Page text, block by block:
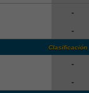
-
-
Clasificación
-
-